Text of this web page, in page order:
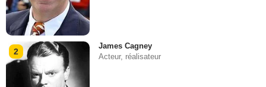
2
James Cagney
Acteur, réalisateur